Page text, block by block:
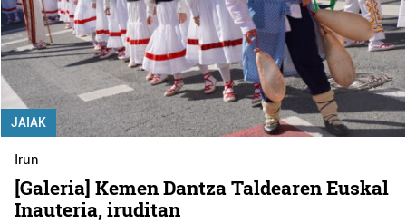
JAIAK
Irun
[Galeria] Kemen Dantza Taldearen Euskal
Inauteria, iruditan